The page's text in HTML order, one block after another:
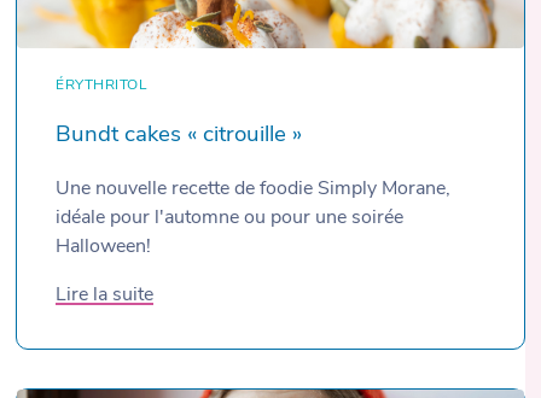
ÉRYTHRITOL
Bundt cakes « citrouille »
Une nouvelle recette de foodie Simply Morane,
idéale pour l'automne ou pour une soirée
Halloween!
Lire la suite